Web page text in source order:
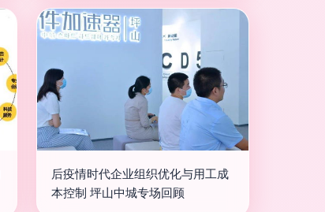
后疫情时代企业组织优化与用工成
本控制 坪山中城专场回顾